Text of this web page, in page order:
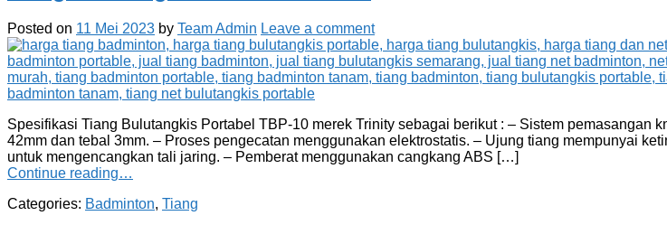
Posted on 11 Mei 2023 by Team Admin Leave a comment
Spesifikasi Tiang Bulutangkis Portabel TBP-10 merek Trinity sebagai berikut : – Sistem pemasangan
42mm dan tebal 3mm. – Proses pengecatan menggunakan elektrostatis. – Ujung tiang mempunyai
untuk mengencangkan tali jaring. – Pemberat menggunakan cangkang ABS […]
Continue reading…
Categories: Badminton, Tiang